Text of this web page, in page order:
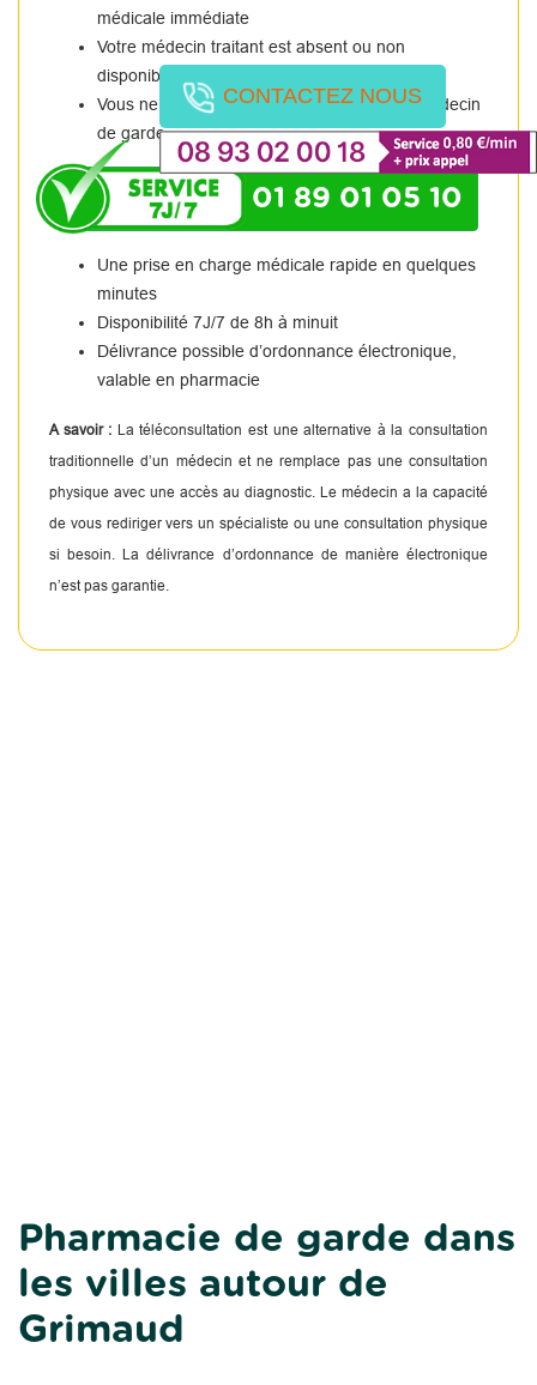
CONTACTEZ NOUS
médicale immédiate
Votre médecin traitant est absent ou non
disponible.
Vous ne pouvez pas vous rendre chez un médecin
de garde.
01 89 01 05 10
Une prise en charge médicale rapide en quelques
minutes
Disponibilité 7J/7 de 8h à minuit
Délivrance possible d’ordonnance électronique,
valable en pharmacie
A savoir : La téléconsultation est une alternative à la consultation
traditionnelle d’un médecin et ne remplace pas une consultation
physique avec une accès au diagnostic. Le médecin a la capacité
de vous rediriger vers un spécialiste ou une consultation physique
si besoin. La délivrance d’ordonnance de manière électronique
n’est pas garantie.
Pharmacie de garde dans
les villes autour de
Grimaud